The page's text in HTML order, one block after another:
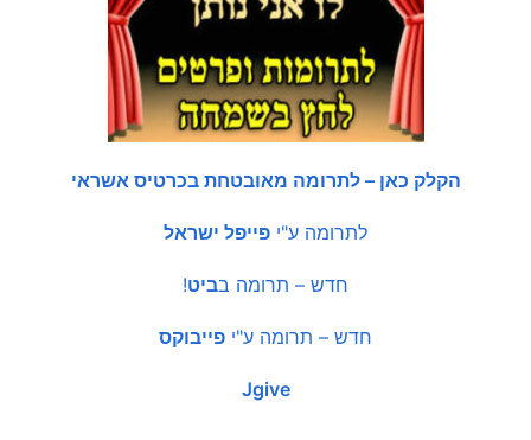
הקלק כאן – לתרומה מאובטחת בכרטיס אשראי
לתרומה ע"י פייפל ישראל
חדש – תרומה בביט!
חדש – תרומה ע"י פייבוקס
Jgive